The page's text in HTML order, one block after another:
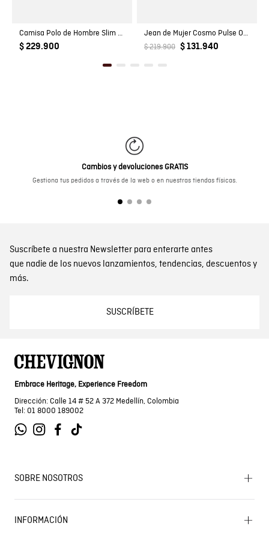
Camisa Polo de Hombre Slim Fit Manga Corta con Pato Bordado en Relieve Tela Rib en 100% Algodón
$ 229.900
Jean de Mujer Cosmo Pulse Oscu Skinny
$ 219.900 $ 131.940
Cambios y devoluciones GRATIS
Gestiona tus pedidos a través de la web o en nuestras tiendas físicas.
Suscríbete a nuestra Newsletter para enterarte antes
que nadie de los nuevos lanzamientos, tendencias, descuentos y
más.
SUSCRÍBETE
Embrace Heritage, Experience Freedom
Dirección: Calle 14 # 52 A 372 Medellín, Colombia
Tel: 01 8000 189002
SOBRE NOSOTROS
Encuentra tu tienda
Historia de la marca
INFORMACIÓN